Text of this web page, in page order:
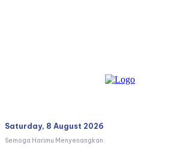
Saturday, 8 August 2026
Semoga Harimu Menyenangkan.